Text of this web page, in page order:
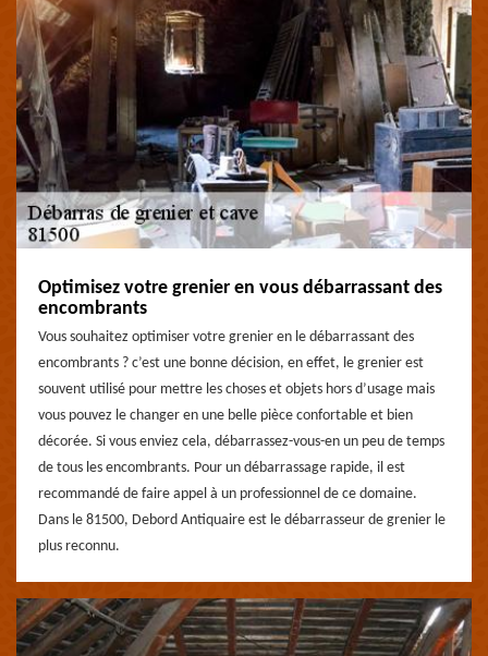
Optimisez votre grenier en vous débarrassant des
encombrants
Vous souhaitez optimiser votre grenier en le débarrassant des
encombrants ? c’est une bonne décision, en effet, le grenier est
souvent utilisé pour mettre les choses et objets hors d’usage mais
vous pouvez le changer en une belle pièce confortable et bien
décorée. Si vous enviez cela, débarrassez-vous-en un peu de temps
de tous les encombrants. Pour un débarrassage rapide, il est
recommandé de faire appel à un professionnel de ce domaine.
Dans le 81500, Debord Antiquaire est le débarrasseur de grenier le
plus reconnu.